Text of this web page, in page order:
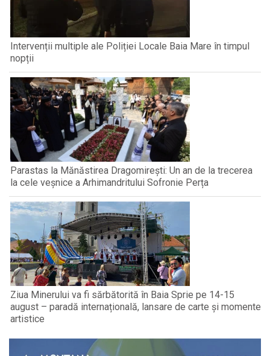
Intervenții multiple ale Poliției Locale Baia Mare în timpul
nopții
Parastas la Mănăstirea Dragomirești: Un an de la trecerea
la cele veșnice a Arhimandritului Sofronie Perța
Ziua Minerului va fi sărbătorită în Baia Sprie pe 14-15
august – paradă internațională, lansare de carte și momente
artistice